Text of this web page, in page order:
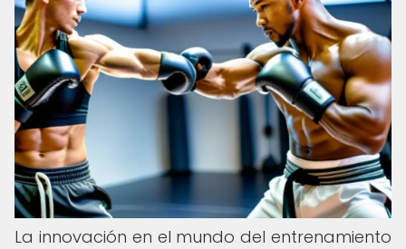
La innovación en el mundo del entrenamiento